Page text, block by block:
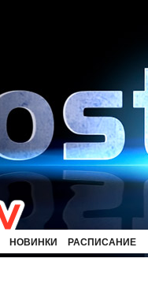
НОВИНКИ РАСПИСАНИЕ